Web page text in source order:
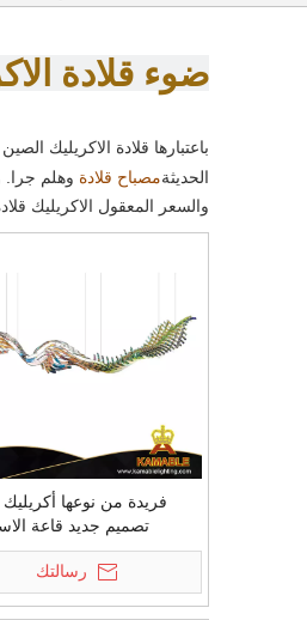
ضوء قلادة
باعتبارها قلادة الاكريليك الصين
الحديثةمصباح قلادة وهلم جرا.
والسعر المعقول الاكريليك
فريدة من نوعها
تصميم جديد قاعة
الاكريليك قلادة
(BD904101)
رسالتك